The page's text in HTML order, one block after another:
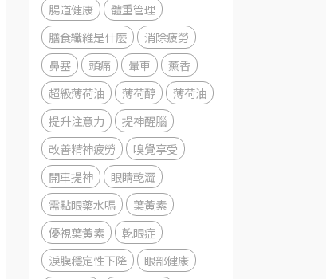
腸道健康
體重管理
膳食纖維是什麼
消除疲勞
鼻塞
頭痛 暈車
薰香
超級薄荷油
薄荷醇
薄荷油
提升注意力
提神醒腦
改善精神疲勞
嗅覺享受
開車提神
眼睛乾澀
需點眼藥水嗎
葉黃素
優視葉黃素
乾眼症
淚膜穩定性下降
眼部健康